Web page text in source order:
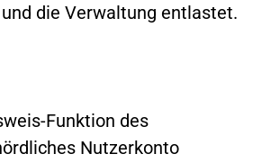
die Verwaltung entlastet.
Funktion des
Nutzerkonto